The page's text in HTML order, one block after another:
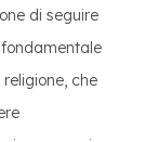
di seguire
fondamentale
che